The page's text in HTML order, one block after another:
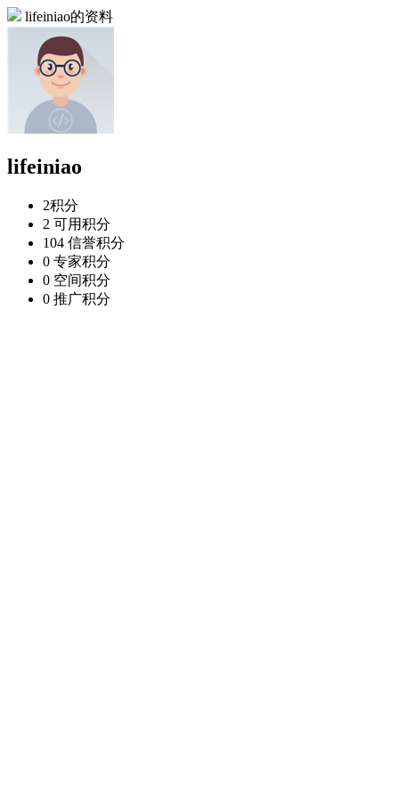
lifeiniao的资料
lifeiniao
2积分
2 可用积分
104 信誉积分
0 专家积分
0 空间积分
0 推广积分